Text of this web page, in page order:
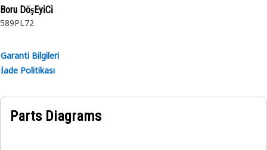
Boru DöşEyi̇Ci̇
589PL72
Garanti Bilgileri
İade Politikası
Parts Diagrams